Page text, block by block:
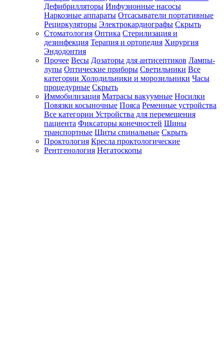
Дефибрилляторы Инфузионные насосы
Наркозные аппараты Отсасыватели портативные
Рециркуляторы Электрокардиографы Скрыть
Стоматология Оптика Стерилизация и
дезинфекция Терапия и ортопедия Хирургия
Эндодонтия
Прочее Весы Дозаторы для антисептиков Лампы-
лупы Оптические приборы Светильники Все
категории Холодильники и морозильники Часы
процедурные Скрыть
Иммобилизация Матрасы вакуумные Носилки
Повязки косыночные Пояса Ременные устройства
Все категории Устройства для перемещения
пациента Фиксаторы конечностей Шины
транспортные Щиты спинальные Скрыть
Проктология Кресла проктологические
Рентгенология Негатоскопы